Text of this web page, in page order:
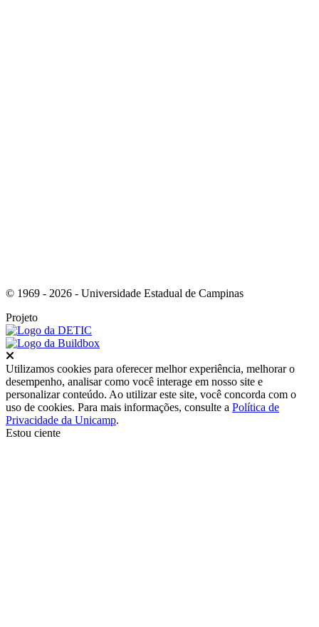
© 1969 - 2026 - Universidade Estadual de Campinas
Projeto
Utilizamos cookies para oferecer melhor experiência, melhorar o
desempenho, analisar como você interage em nosso site e
personalizar conteúdo. Ao utilizar este site, você concorda com o
uso de cookies. Para mais informações, consulte a Política de
Privacidade da Unicamp.
Estou ciente